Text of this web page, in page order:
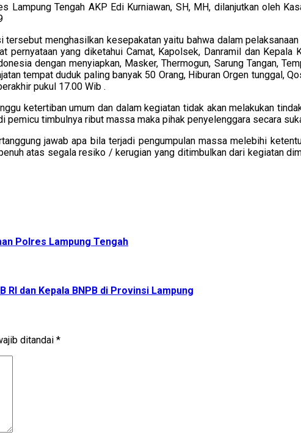
Lampung Tengah AKP Edi Kurniawan, SH, MH, dilanjutkan oleh
menghasilkan kesepakatan yaitu bahwa dalam
pernyataan yang diketahui Camat, Kapolsek, Danramil dan
dengan menyiapkan, Masker, Thermogun, Sarung Tangan,
tempat duduk paling banyak 50 Orang, Hiburan Orgen tunggal,
pukul 17.00 Wib .
ketertiban umum dan dalam kegiatan tidak akan melakukan
pemicu timbulnya ribut massa maka pihak penyelenggara secara
jawab apa bila terjadi pengumpulan massa melebihi
atas segala resiko / kerugian yang ditimbulkan dari kegiatan
Polres Lampung Tengah
RI dan Kepala BNPB di Provinsi Lampung
ditandai *